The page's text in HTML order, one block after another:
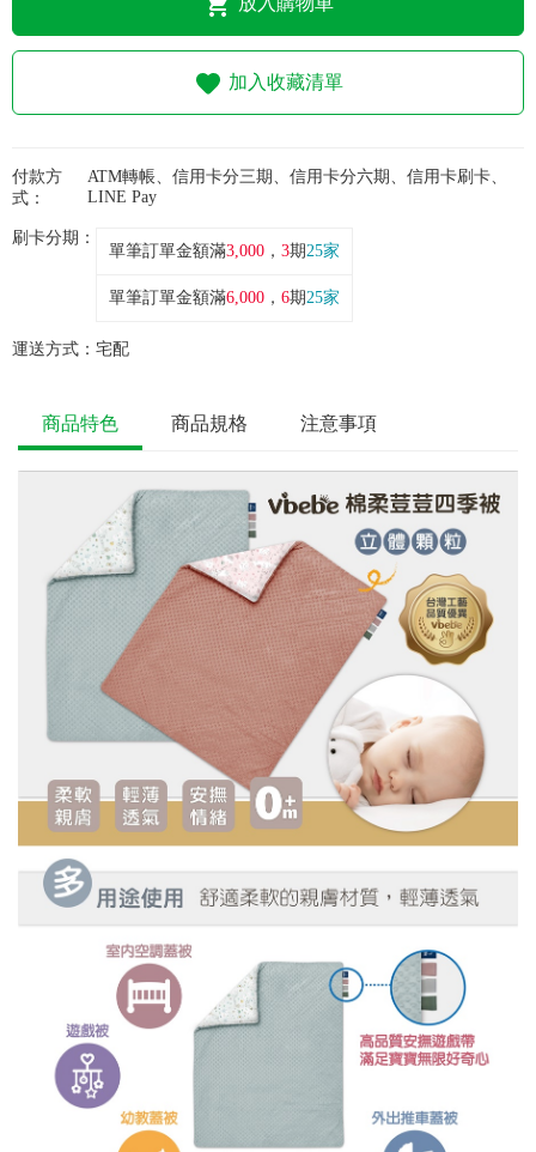
加入收藏清單
付款方
式：
ATM轉帳、信用卡分三期、信用卡分六期、信用卡刷卡、
LINE Pay
刷卡分期：
單筆訂單金額滿3,000 ， 3期25家
單筆訂單金額滿6,000 ， 6期25家
運送方式： 宅配
商品特色 商品規格 注意事項